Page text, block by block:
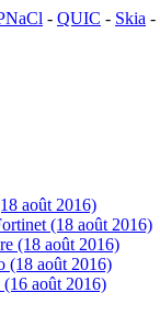
- QUIC - Skia -
août 2016)
(18 août 2016)
(18 août 2016)
(18 août 2016)
août 2016)